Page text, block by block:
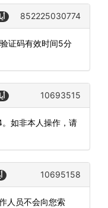
852225030774
证码有效时间5分
10693515
如非本人操作，请
10695158
人员不会向您索